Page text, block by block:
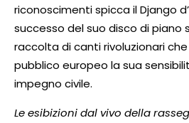
riconoscimenti spicca il Django
successo del suo disco di piano
raccolta di canti rivoluzionari
pubblico europeo la sua
impegno civile.
Le esibizioni dal vivo della